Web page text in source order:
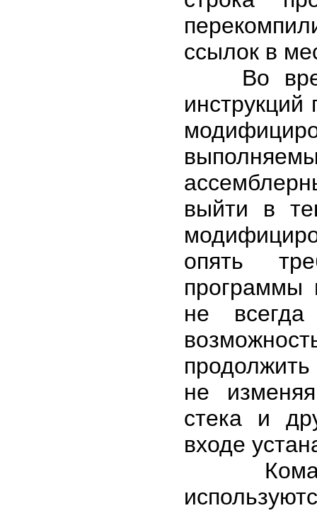
ссылок в
Во время
выйти в
опять
программы
не
не
стека и
входе
Команды